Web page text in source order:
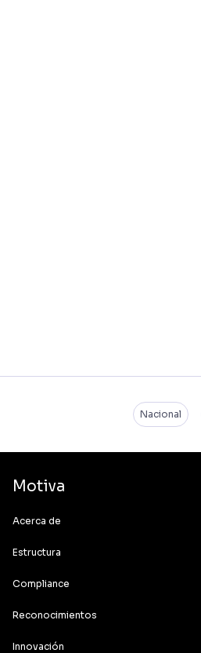
Nacional
Motiva
Acerca de
Estructura
Compliance
Reconocimientos
Innovación